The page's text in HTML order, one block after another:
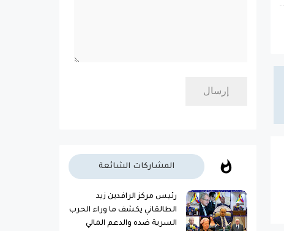
المشاركات الشائعة
رئيس مركز الرافدين زيد
الطالقاني يكشف ما وراء الحرب
السرية ضده والدعم المالي